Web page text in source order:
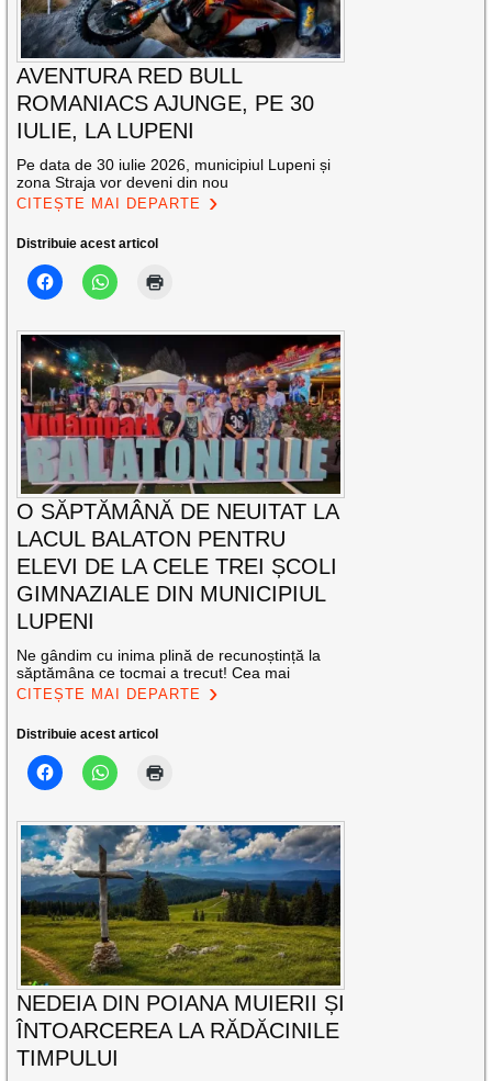
AVENTURA RED BULL
ROMANIACS AJUNGE, PE 30
IULIE, LA LUPENI
Pe data de 30 iulie 2026, municipiul Lupeni și
zona Straja vor deveni din nou
CITEȘTE MAI DEPARTE
Distribuie acest articol
O SĂPTĂMÂNĂ DE NEUITAT LA
LACUL BALATON PENTRU
ELEVI DE LA CELE TREI ȘCOLI
GIMNAZIALE DIN MUNICIPIUL
LUPENI
Ne gândim cu inima plină de recunoștință la
săptămâna ce tocmai a trecut! Cea mai
CITEȘTE MAI DEPARTE
Distribuie acest articol
NEDEIA DIN POIANA MUIERII ȘI
ÎNTOARCEREA LA RĂDĂCINILE
TIMPULUI